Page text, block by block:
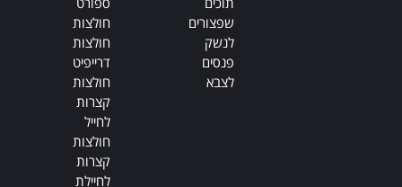
שפצורים
לנשק
פנסים
לצבא
חולצות
חולצות
דרייפיט
חולצות
קצרות
לחייל
חולצות
קצרות
לחיילת